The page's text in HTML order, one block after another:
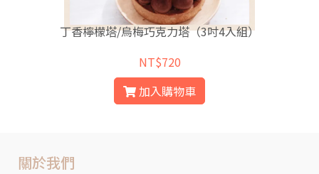
丁香檸檬塔/烏梅巧克力塔（3吋4入組）
NT$720
加入購物車
關於我們